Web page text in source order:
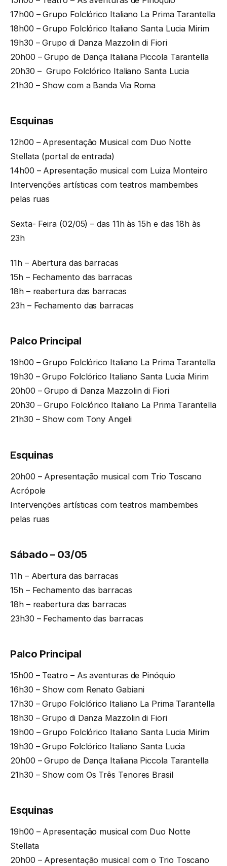
17h00 – Grupo Folclórico Italiano La Prima Tarantella
18h00 – Grupo Folclórico Italiano Santa Lucia Mirim
19h30 – Grupo di Danza Mazzolin di Fiori
20h00 – Grupo de Dança Italiana Piccola Tarantella
20h30 – Grupo Folclórico Italiano Santa Lucia
21h30 – Show com a Banda Via Roma
Esquinas
12h00 – Apresentação Musical com Duo Notte
Stellata (portal de entrada)
14h00 – Apresentação musical com Luiza Monteiro
Intervenções artísticas com teatros mambembes
pelas ruas
Sexta- Feira (02/05) – das 11h às 15h e das 18h às
23h
11h – Abertura das barracas
15h – Fechamento das barracas
18h – reabertura das barracas
23h – Fechamento das barracas
Palco Principal
19h00 – Grupo Folclórico Italiano La Prima Tarantella
19h30 – Grupo Folclórico Italiano Santa Lucia Mirim
20h00 – Grupo di Danza Mazzolin di Fiori
20h30 – Grupo Folclórico Italiano La Prima Tarantella
21h30 – Show com Tony Angeli
Esquinas
20h00 – Apresentação musical com Trio Toscano
Acrópole
Intervenções artísticas com teatros mambembes
pelas ruas
Sábado – 03/05
11h – Abertura das barracas
15h – Fechamento das barracas
18h – reabertura das barracas
23h30 – Fechamento das barracas
Palco Principal
15h00 – Teatro – As aventuras de Pinóquio
16h30 – Show com Renato Gabiani
17h30 – Grupo Folclórico Italiano La Prima Tarantella
18h30 – Grupo di Danza Mazzolin di Fiori
19h00 – Grupo Folclórico Italiano Santa Lucia Mirim
19h30 – Grupo Folclórico Italiano Santa Lucia
20h00 – Grupo de Dança Italiana Piccola Tarantella
21h30 – Show com Os Três Tenores Brasil
Esquinas
19h00 – Apresentação musical com Duo Notte
Stellata
20h00 – Apresentação musical com o Trio Toscano